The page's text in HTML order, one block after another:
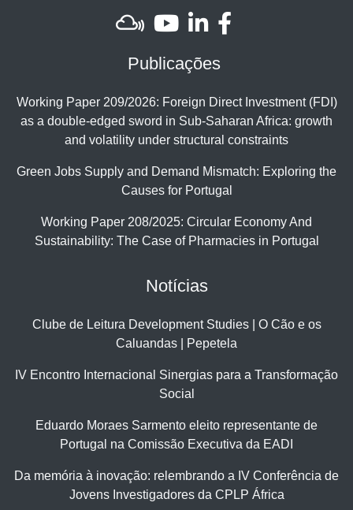
Publicações
Working Paper 209/2026: Foreign Direct Investment (FDI)
as a double-edged sword in Sub-Saharan Africa: growth
and volatility under structural constraints
Green Jobs Supply and Demand Mismatch: Exploring the
Causes for Portugal
Working Paper 208/2025: Circular Economy And
Sustainability: The Case of Pharmacies in Portugal
Notícias
Clube de Leitura Development Studies | O Cão e os
Caluandas | Pepetela
IV Encontro Internacional Sinergias para a Transformação
Social
Eduardo Moraes Sarmento eleito representante de
Portugal na Comissão Executiva da EADI
Da memória à inovação: relembrando a IV Conferência de
Jovens Investigadores da CPLP África